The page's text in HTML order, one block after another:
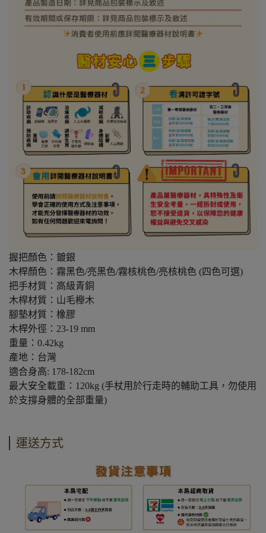
握把顏色：鍍銀
木桿顏色：霧黑色/亮黑色/霧核桃色/亮核桃色 (四色可選)
把手材質：高級青銅
木桿材質：山毛櫸木
腳墊材質：橡膠
木桿外徑：23-19 mm
重量：0.42kg
產地：台灣
適合身高: 178-182cm
最大安全載重：120kg (手杖用於行走時的輔助工具，勿使用
於支撐身體的全部重量)
運送方式